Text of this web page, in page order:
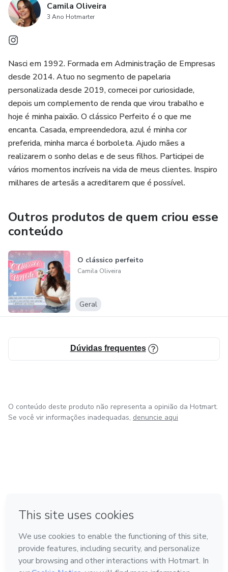
Camila Oliveira
3 Ano Hotmarter
Nasci em 1992. Formada em Administração de Empresas
desde 2014. Atuo no segmento de papelaria
personalizada desde 2019, comecei por curiosidade,
depois um complemento de renda que virou trabalho e
hoje é minha paixão. O clássico Perfeito é o que me
encanta. Casada, empreendedora, azul é minha cor
preferida, minha marca é borboleta. Ajudo mães a
realizarem o sonho delas e de seus filhos. Participei de
vários momentos incríveis na vida de meus clientes. Inspiro
milhares de artesãs a acreditarem que é possível.
Outros produtos de quem criou esse
conteúdo
O clássico perfeito
Camila Oliveira
Geral
Dúvidas frequentes
O conteúdo deste produto não representa a opinião da Hotmart.
Se você vir informações inadequadas, denuncie aqui
Feito com ❤ na Cidade do México